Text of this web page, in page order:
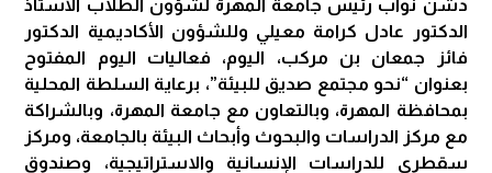
دشن نواب رئيس جامعة المهرة لشؤون الطلاب الأستاذ
الدكتور عادل كرامة معيلي وللشؤون الأكاديمية الدكتور
فائز جمعان بن مركب، اليوم، فعاليات اليوم المفتوح
بعنوان “نحو مجتمع صديق للبيئة”، برعاية السلطة المحلية
بمحافظة المهرة، وبالتعاون مع جامعة المهرة، وبالشراكة
مع مركز الدراسات والبحوث وأبحاث البيئة بالجامعة، ومركز
سقطرى للدراسات الإنسانية والاستراتيجية، وصندوق